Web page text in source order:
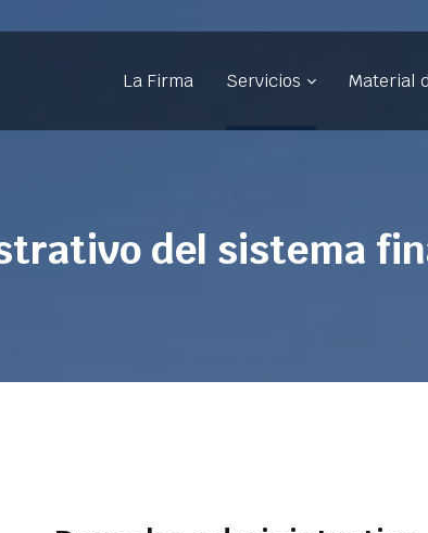
La Firma Servicios Material
del sistema